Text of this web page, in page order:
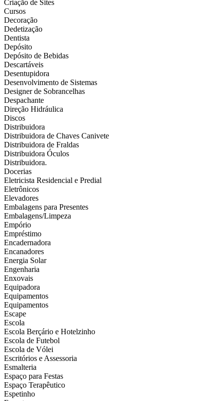
Criação de Sites
Cursos
Decoração
Dedetização
Dentista
Depósito
Depósito de Bebidas
Descartáveis
Desentupidora
Desenvolvimento de Sistemas
Designer de Sobrancelhas
Despachante
Direção Hidráulica
Discos
Distribuidora
Distribuidora de Chaves Canivete
Distribuidora de Fraldas
Distribuidora Óculos
Distribuidora.
Docerias
Eletricista Residencial e Predial
Eletrônicos
Elevadores
Embalagens para Presentes
Embalagens/Limpeza
Empório
Empréstimo
Encadernadora
Encanadores
Energia Solar
Engenharia
Enxovais
Equipadora
Equipamentos
Equipamentos
Escape
Escola
Escola Berçário e Hotelzinho
Escola de Futebol
Escola de Vólei
Escritórios e Assessoria
Esmalteria
Espaço para Festas
Espaço Terapêutico
Espetinho